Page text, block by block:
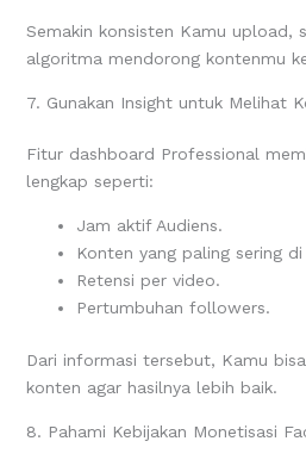
Semakin konsisten Kamu upload,
algoritma mendorong kontenmu
7. Gunakan Insight untuk Melihat
Fitur dashboard Professional
lengkap seperti:
Jam aktif Audiens.
Konten yang paling sering
Retensi per video.
Pertumbuhan followers.
Dari informasi tersebut, Kamu
konten agar hasilnya lebih baik.
8. Pahami Kebijakan Monetisasi